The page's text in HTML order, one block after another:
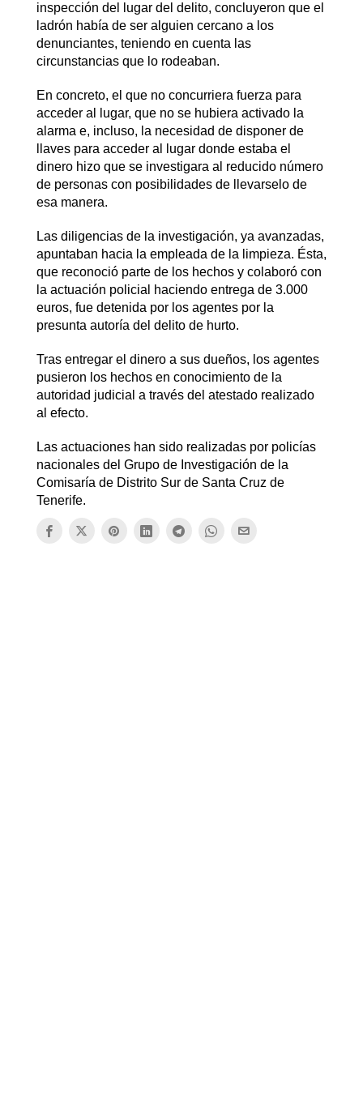
inspección del lugar del delito, concluyeron que el
ladrón había de ser alguien cercano a los
denunciantes, teniendo en cuenta las
circunstancias que lo rodeaban.
En concreto, el que no concurriera fuerza para
acceder al lugar, que no se hubiera activado la
alarma e, incluso, la necesidad de disponer de
llaves para acceder al lugar donde estaba el
dinero hizo que se investigara al reducido número
de personas con posibilidades de llevarselo de
esa manera.
Las diligencias de la investigación, ya avanzadas,
apuntaban hacia la empleada de la limpieza. Ésta,
que reconoció parte de los hechos y colaboró con
la actuación policial haciendo entrega de 3.000
euros, fue detenida por los agentes por la
presunta autoría del delito de hurto.
Tras entregar el dinero a sus dueños, los agentes
pusieron los hechos en conocimiento de la
autoridad judicial a través del atestado realizado
al efecto.
Las actuaciones han sido realizadas por policías
nacionales del Grupo de Investigación de la
Comisaría de Distrito Sur de Santa Cruz de
Tenerife.